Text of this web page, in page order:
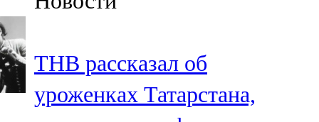
91,5 FM
106,1 FM
Кама тамагы
ТНВ рассказал об
уроженках Татарстана,